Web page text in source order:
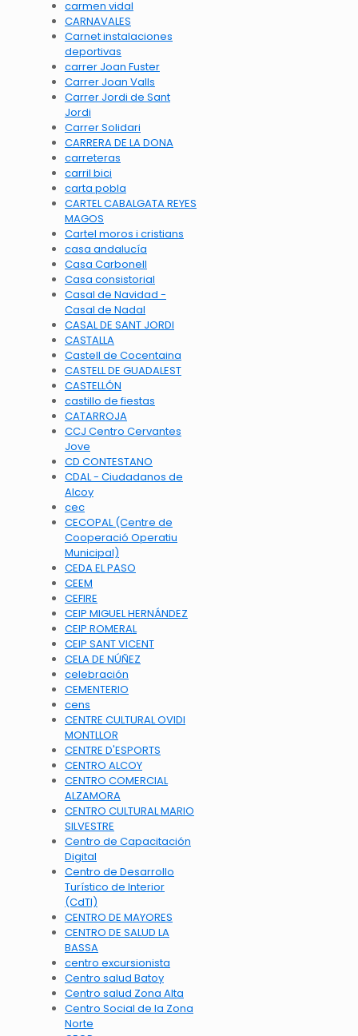
carmen vidal
CARNAVALES
Carnet instalaciones
deportivas
carrer Joan Fuster
Carrer Joan Valls
Carrer Jordi de Sant
Jordi
Carrer Solidari
CARRERA DE LA DONA
carreteras
carril bici
carta pobla
CARTEL CABALGATA REYES
MAGOS
Cartel moros i cristians
casa andalucía
Casa Carbonell
Casa consistorial
Casal de Navidad -
Casal de Nadal
CASAL DE SANT JORDI
CASTALLA
Castell de Cocentaina
CASTELL DE GUADALEST
CASTELLÓN
castillo de fiestas
CATARROJA
CCJ Centro Cervantes
Jove
CD CONTESTANO
CDAL - Ciudadanos de
Alcoy
cec
CECOPAL (Centre de
Cooperació Operatiu
Municipal)
CEDA EL PASO
CEEM
CEFIRE
CEIP MIGUEL HERNÁNDEZ
CEIP ROMERAL
CEIP SANT VICENT
CELA DE NÚÑEZ
celebración
CEMENTERIO
cens
CENTRE CULTURAL OVIDI
MONTLLOR
CENTRE D'ESPORTS
CENTRO ALCOY
CENTRO COMERCIAL
ALZAMORA
CENTRO CULTURAL MARIO
SILVESTRE
Centro de Capacitación
Digital
Centro de Desarrollo
Turístico de Interior
(CdTI)
CENTRO DE MAYORES
CENTRO DE SALUD LA
BASSA
centro excursionista
Centro salud Batoy
Centro salud Zona Alta
Centro Social de la Zona
Norte